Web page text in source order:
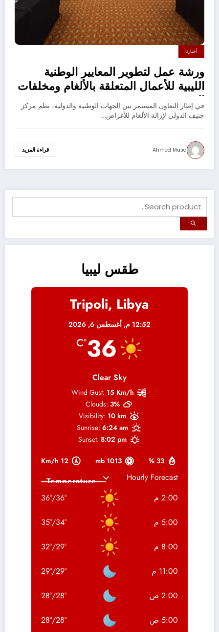
أخبارنا
ورشة عمل لتطوير المعايير الوطنية
الليبية للأعمال المتعلقة بالألغام ومخلفات
الحروب
في إطار التعاون المستمر بين الجهات الوطنية والدولية، نظم مركز
جنيف الدولي لإزالة الألغام للأغراض…
Ahmed Musa قراءة المزيد
طقس ليبيا
Tripoli, Libya
12:52 م, أغسطس 6, 2026
36
°C
Clear Sky
33 %
1013 mb
12 Km/h
Wind Gust: 15 Km/h
Clouds: 3%
Visibility: 10 km
Sunrise: 6:24 am
Sunset: 8:02 pm
Hourly Forecast
2:00 م
36°
/
36°
5:00 م 34°
/
35°
8:00 م 29°
/
32°
11:00 م 29°
/
29°
2:00 ص 28°
/
28°
5:00 ص 28°
/
28°